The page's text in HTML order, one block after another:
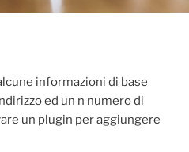
informazioni di base
ed un n numero di
un plugin per aggiungere